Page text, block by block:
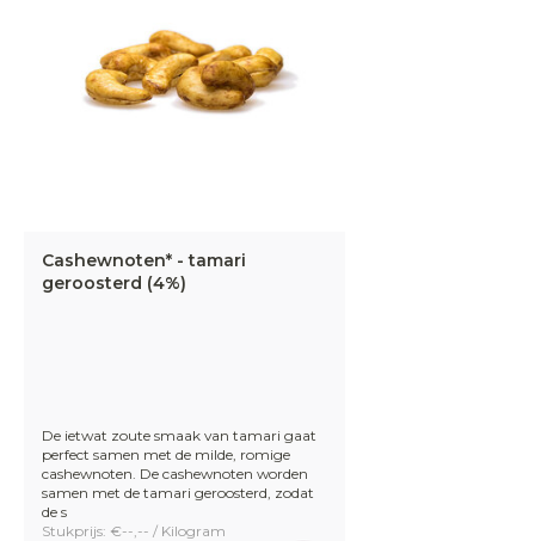
Cashewnoten* - tamari
geroosterd (4%)
De ietwat zoute smaak van tamari gaat
perfect samen met de milde, romige
cashewnoten. De cashewnoten worden
samen met de tamari geroosterd, zodat
de s
Stukprijs: €--,-- / Kilogram